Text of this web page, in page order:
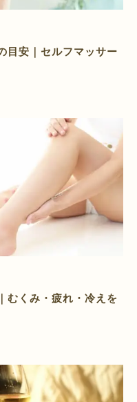
目安｜セルフマッサー
むくみ・疲れ・冷えを